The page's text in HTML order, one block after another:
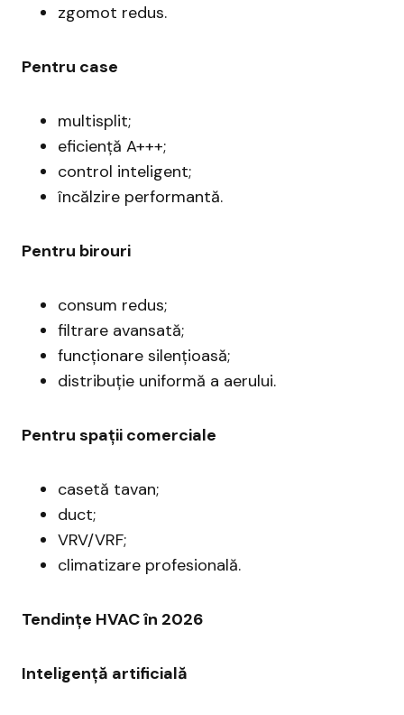
zgomot redus.
Pentru case
multisplit;
eficiență A+++;
control inteligent;
încălzire performantă.
Pentru birouri
consum redus;
filtrare avansată;
funcționare silențioasă;
distribuție uniformă a aerului.
Pentru spații comerciale
casetă tavan;
duct;
VRV/VRF;
climatizare profesională.
Tendințe HVAC în 2026
Inteligență artificială